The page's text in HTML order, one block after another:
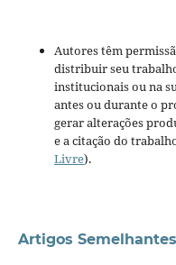
Autores têm
distribuir seu
institucionais ou na
antes ou durante o
gerar alterações
e a citação do
Livre).
Artigos Semelhantes